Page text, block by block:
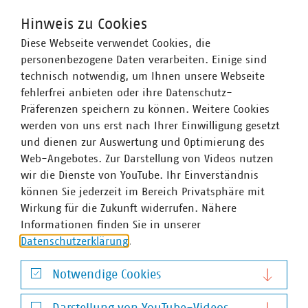
Vernetzung der Sektoren der Energiewirtschaft. So
können für die Wärmewende zum Beispiel dezentral
Wasserstoff produziert und ebenso wie Abwärme aus der
thermischen Abfallverwertung oder Kläranlagen zum
Heizen genutzt werden.
Der Verband kommunaler Unternehmen e. V. (VKU)
kommunalwirtschaftliche Unternehmen in den Bereichen
Energie, Wasser/Abwasser, Abfallwirtschaft sowie
Telekommunikation. Mit rund 283.000 Beschäftigten
wurden 2019 Umsatzerlöse von 123 Milliarden Euro
erwirtschaftet und mehr als 13 Milliarden Euro investiert.
Im Endkundensegment haben die VKU-
Hinweis zu Cookies
Diese Webseite verwendet Cookies, die
personenbezogene Daten verarbeiten. Einige sind
technisch notwendig, um Ihnen unsere Webseite
fehlerfrei anbieten oder ihre Datenschutz-
Präferenzen speichern zu können. Weitere Cookies
werden von uns erst nach Ihrer Einwilligung gesetzt
und dienen zur Auswertung und Optimierung des
Web-Angebotes. Zur Darstellung von Videos nutzen
wir die Dienste von YouTube. Ihr Einverständnis
können Sie jederzeit im Bereich Privatsphäre mit
Wirkung für die Zukunft widerrufen. Nähere
Informationen finden Sie in unserer
Datenschutzerklärung
Notwendige Cookies
Notwendige Cookies